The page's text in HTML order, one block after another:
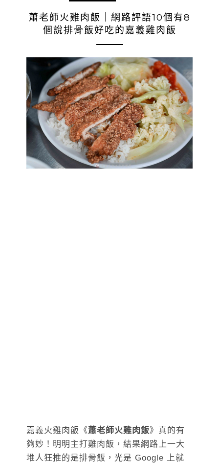
蕭老師火雞肉飯｜網路評語10個有8
個說排骨飯好吃的嘉義雞肉飯
嘉義火雞肉飯《蕭老師火雞肉飯》真的有
夠妙！明明主打雞肉飯，結果網路上一大
堆人狂推的是排骨飯，光是 Google 上就